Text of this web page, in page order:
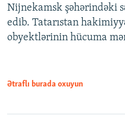
Nijnekamsk şəhərindəki
edib. Tatarıstan
obyektlərinin hücuma
Ətraflı burada oxuyun